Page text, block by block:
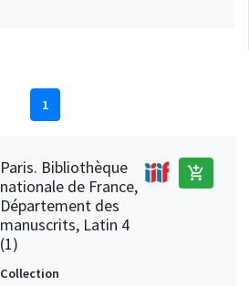
1
Paris. Bibliothèque
nationale de France,
Département des
manuscrits, Latin 4
(1)
add_shopping_cart
Collection